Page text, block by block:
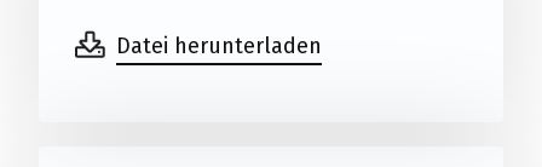
Datei herunterladen